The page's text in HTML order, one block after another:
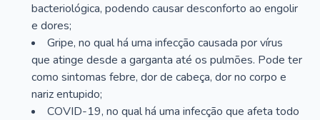
bacteriológica, podendo causar desconforto ao engolir
e dores;
Gripe, no qual há uma infecção causada por vírus
que atinge desde a garganta até os pulmões. Pode ter
como sintomas febre, dor de cabeça, dor no corpo e
nariz entupido;
COVID-19, no qual há uma infecção que afeta todo